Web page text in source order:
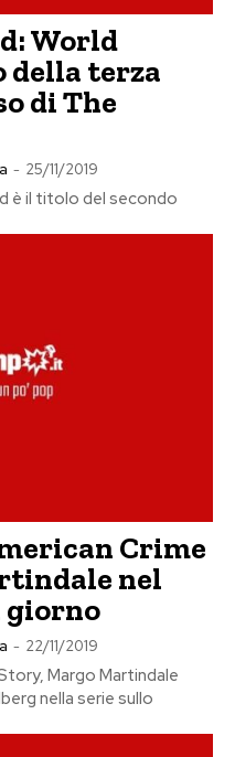
World
della terza
di The
- 25/11/2019
è il titolo del secondo
Crime
nel
giorno
- 22/11/2019
Margo Martindale
nella serie sullo